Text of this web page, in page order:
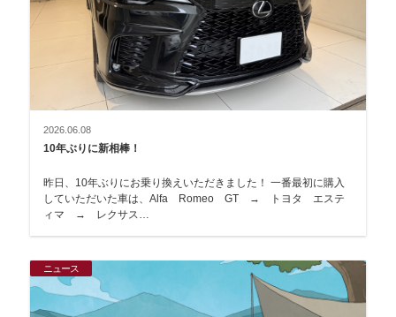
2026.06.08
10年ぶりに新相棒！
昨日、10年ぶりにお乗り換えいただきました！ 一番最初に購入
していただいた車は、Alfa Romeo GT → トヨタ エステ
ィマ → レクサス…
ニュース